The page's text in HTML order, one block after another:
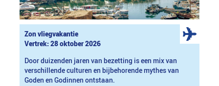
Zon vliegvakantie
Vertrek: 28 oktober 2026
Door duizenden jaren van bezetting is een mix van
verschillende culturen en bijbehorende mythes van
Goden en Godinnen ontstaan.